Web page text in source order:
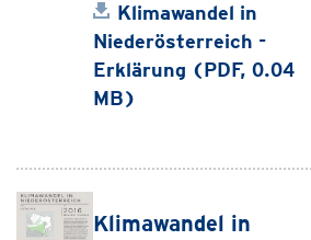
Klimawandel in
Niederösterreich -
Erklärung (PDF, 0.04
MB)
Klimawandel in